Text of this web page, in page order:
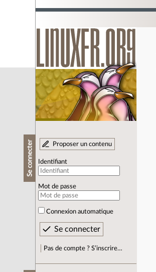
Se connecter Proposer un contenu
Identifiant
Mot de passe
Connexion automatique
Pas de compte ? S’inscrire…